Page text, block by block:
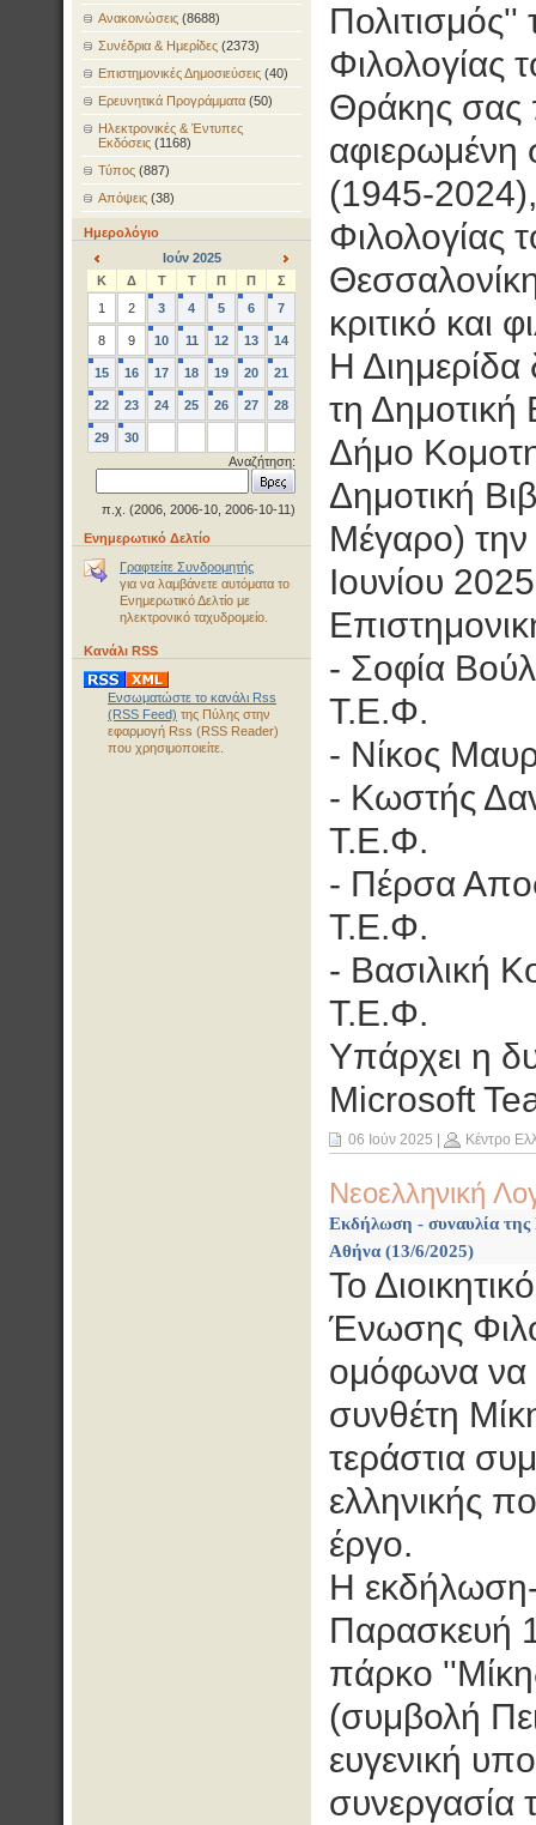
Ανακοινώσεις (8688)
Συνέδρια & Ημερίδες (2373)
Επιστημονικές Δημοσιεύσεις (40)
Ερευνητικά Προγράμματα (50)
Ηλεκτρονικές & Έντυπες
Εκδόσεις (1168)
Τύπος (887)
Απόψεις (38)
Ημερολόγιο
<
Ιούν 2025
>
Κ Δ Τ Τ Π Π
Σ
1
2 3 4 5 6 7
8 9 10 11 12 13 14
15 16 17 18 19 20 21
22 23 24 25 26 27 28
29
30
Αναζήτηση:
π.χ. (2006, 2006-10, 2006-10-11)
Ενημερωτικό Δελτίο
Γραφτείτε Συνδρομητής
για να λαμβάνετε αυτόματα το
Ενημερωτικό Δελτίο με
ηλεκτρονικό ταχυδρομείο.
Κανάλι RSS
Ενσωματώστε το κανάλι Rss
(RSS Feed) της Πύλης στην
εφαρμογή Rss (RSS Reader)
που χρησιμοποιείτε.
Φιλολογίας
Θράκης σας
αφιερωμένη
(1945-2024),
Φιλολογίας
κριτικό και
Η Διημερίδα
τη Δημοτική
Δήμο
Δημοτική
Μέγαρο)
Ιουνίου
- Σοφία
Τ.Ε.Φ.
- Νίκος
- Κωστής
Τ.Ε.Φ.
- Πέρσα
Τ.Ε.Φ.
- Βασιλική
Τ.Ε.Φ.
Υπάρχει η
Microsoft
06 Ιούν 2025 Κέντρο
Νεοελληνική
Εκδήλωση - συναυλία
Αθήνα (13/6/2025)
Το
Ένωσης
ομόφωνα να
συνθέτη
τεράστια
ελληνικής
έργο.
Η εκδήλωση-
Παρασκευή
πάρκο
(συμβολή
ευγενική
συνεργασία